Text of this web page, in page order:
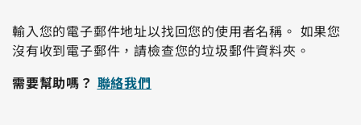
輸入您的電子郵件地址以找回您的使用者名稱。 如果您
沒有收到電子郵件，請檢查您的垃圾郵件資料夾。
需要幫助嗎？ 聯絡我們